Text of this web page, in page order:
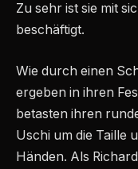
Zu sehr ist sie mit
beschäftigt.
Wie durch einen
ergeben in ihren
betasten ihren
Uschi um die Taille
Händen. Als